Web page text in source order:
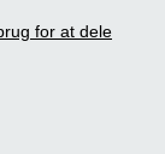
for at dele